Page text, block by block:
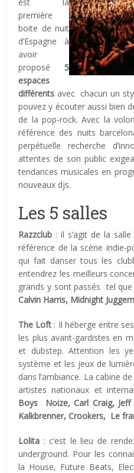
première
boite de nuit
d’Espagne à
avoir
proposé 5
espaces
différents avec chacun un
pouvez y écouter aussi bien
de la pop-rock. Avec la
référence des nuits
perpétuelle recherche
attentes de son public
tendances musicales en
nouveaux djs.
Les 5 salles
Razzclub : il s’agit de la
référence de la scène indie-
qui fait danser tous les
entendrez les meilleurs
grands y sont passés tel que
Calvin Harris, Midnight
The Loft : Il héberge entre
les plus avant-gardistes en
et dubstep. Attention les
système et les jeux de
dans l’ambiance. La cabine
artistes nationaux et
Boys Noize, Carl Craig, Jeff
Kalkbrenner, Crookers, Le
Lolita : c’est le lieu de
underground. Pour les
la House, Future Beats,